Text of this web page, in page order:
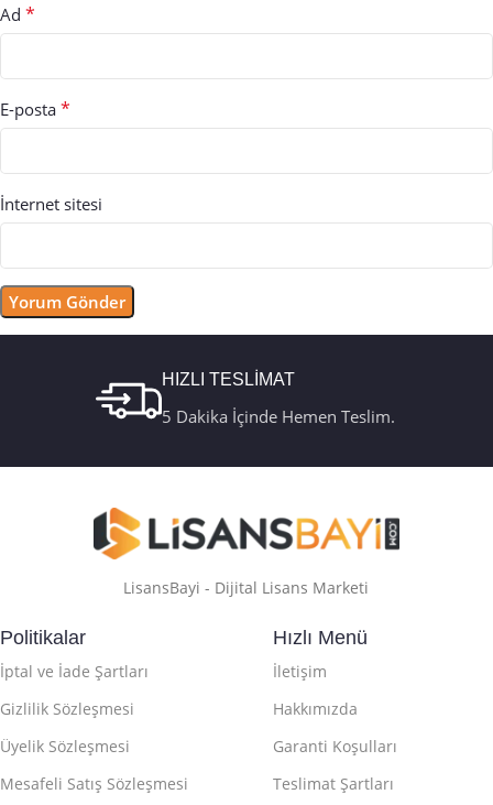
Ad *
E-posta *
İnternet sitesi
HIZLI TESLİMAT
5 Dakika İçinde Hemen Teslim.
LisansBayi - Dijital Lisans Marketi
Politikalar
İptal ve İade Şartları
Gizlilik Sözleşmesi
Üyelik Sözleşmesi
Mesafeli Satış Sözleşmesi
Hızlı Menü
İletişim
Hakkımızda
Garanti Koşulları
Teslimat Şartları